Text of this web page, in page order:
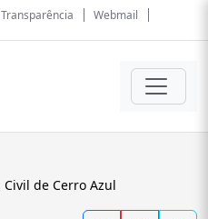
Webmail
Civil de Cerro Azul